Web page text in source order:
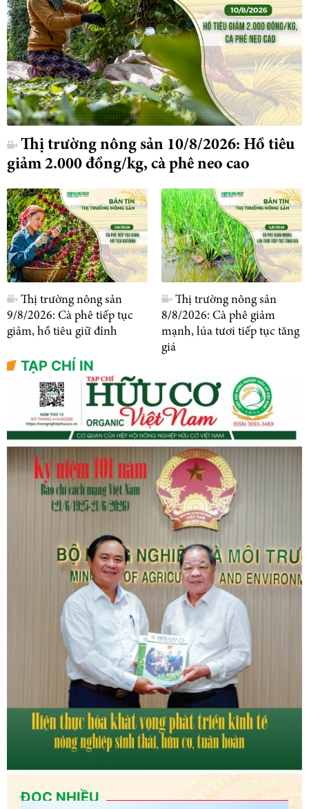
Thị trường nông sản 10/8/2026: Hồ tiêu
giảm 2.000 đồng/kg, cà phê neo cao
Thị trường nông sản
9/8/2026: Cà phê tiếp tục
giảm, hồ tiêu giữ đỉnh
Thị trường nông sản
8/8/2026: Cà phê giảm
mạnh, lúa tươi tiếp tục tăng
giá
TẠP CHÍ IN
ĐỌC NHIỀU